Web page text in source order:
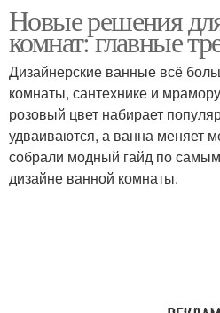
Новые решения
комнат: главные
Дизайнерские ванные всё
комнаты, сантехнике и
розовый цвет набирает
удваиваются, а ванна меняет
собрали модный гайд по
дизайне ванной комнаты.